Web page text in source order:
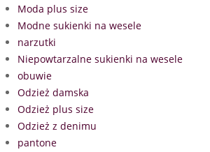
Moda plus size
Modne sukienki na wesele
narzutki
Niepowtarzalne sukienki na wesele
obuwie
Odzież damska
Odzież plus size
Odzież z denimu
pantone